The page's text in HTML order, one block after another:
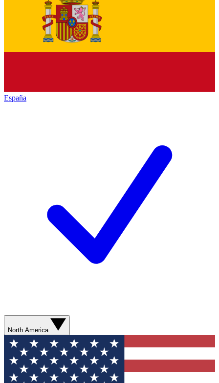
España
North America